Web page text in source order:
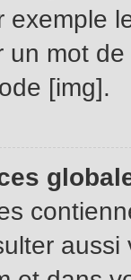
un mot
[img].